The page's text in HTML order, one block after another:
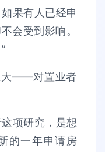
果有人已经申
会受到影响。
项研究，是想
的一年申请房